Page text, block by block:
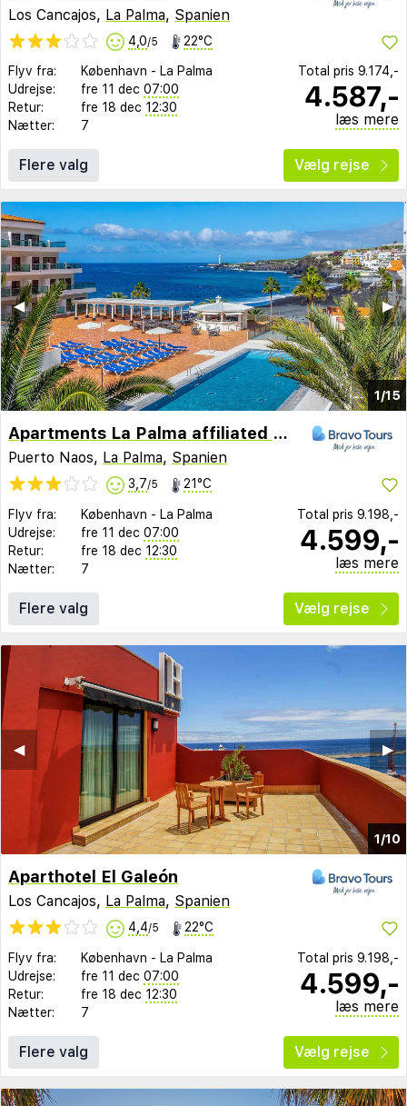
Los Cancajos, La Palma, Spanien
4,0/5 22°C
Flyv fra: København - La Palma
Udrejse:
fre 11 dec 07:00
Retur:
fre 18 dec 12:30
Nætter:
7
Total pris 9.174,-
4.587,-
læs mere
Flere valg Vælg rejse
1/15
▶︎
◀︎
Apartments La Palma affiliated by Melia
Puerto Naos, La Palma, Spanien
3,7/5 21°C
Flyv fra: København - La Palma
Udrejse:
fre 11 dec 07:00
Retur:
fre 18 dec 12:30
Nætter:
7
Total pris 9.198,-
4.599,-
læs mere
Flere valg Vælg rejse
1/10
▶︎
◀︎
Aparthotel El Galeón
Los Cancajos, La Palma, Spanien
4,4/5 22°C
Flyv fra: København - La Palma
Udrejse:
fre 11 dec 07:00
Retur:
fre 18 dec 12:30
Nætter:
7
Total pris 9.198,-
4.599,-
læs mere
Flere valg Vælg rejse